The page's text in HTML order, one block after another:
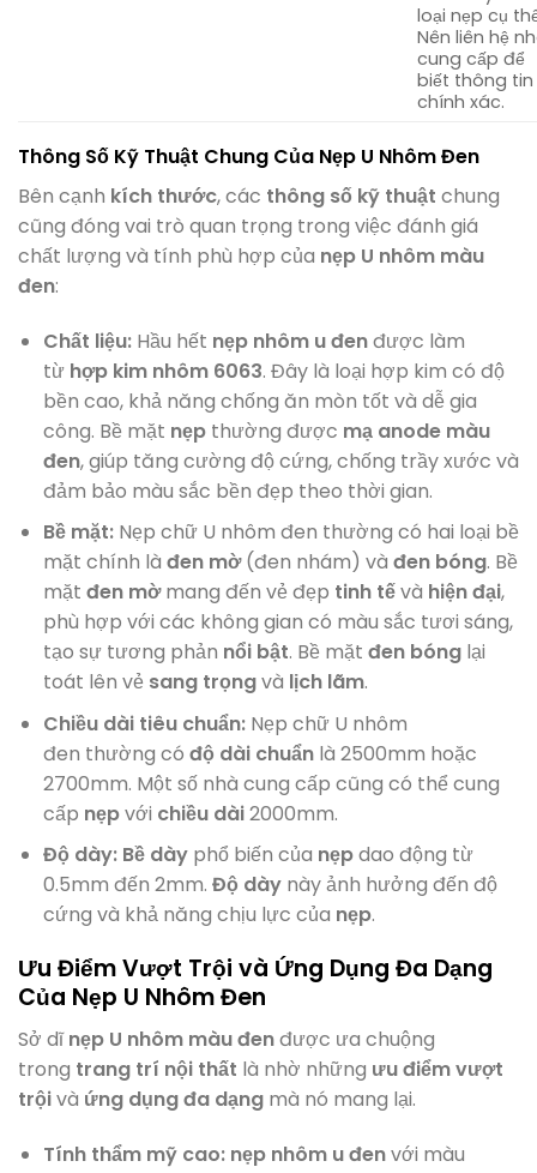
loại nẹp cụ
Nên liên hệ
cung cấp để
biết thông tin
chính xác.
Thông Số Kỹ Thuật Chung Của Nẹp U Nhôm Đen
Bên cạnh kích thước, các thông số kỹ thuật chung
cũng đóng vai trò quan trọng trong việc đánh giá
chất lượng và tính phù hợp của nẹp U nhôm màu
đen:
Chất liệu:Hầu hết nẹp nhôm u đenđược làm
từ hợp kim nhôm 6063. Đây là loại hợp kim có độ
bền cao, khả năng chống ăn mòn tốt và dễ gia
công. Bề mặt nẹpthường được mạ anode màu
đen, giúp tăng cường độ cứng, chống trầy xước và
đảm bảo màu sắc bền đẹp theo thời gian.
Bề mặt:Nẹp chữ U nhôm đen thường có hai loại bề
mặt chính là đen mờ(đen nhám) và đen bóng. Bề
mặt đen mờmang đến vẻ đẹp tinh tếvà hiện đại,
phù hợp với các không gian có màu sắc tươi sáng,
tạo sự tương phản nổi bật. Bề mặt đen bónglại
toát lên vẻ sang trọngvà lịch lãm.
Chiều dài tiêu chuẩn:Nẹp chữ U nhôm
đen thường có độ dài chuẩnlà 2500mm hoặc
2700mm. Một số nhà cung cấp cũng có thể cung
cấp nẹpvới chiều dài2000mm.
Độ dày: Bề dàyphổ biến của nẹpdao động từ
0.5mm đến 2mm. Độ dàynày ảnh hưởng đến độ
cứng và khả năng chịu lực của nẹp.
Ưu Điểm Vượt Trội và Ứng Dụng Đa Dạng
Của Nẹp U Nhôm Đen
Sở dĩnẹp U nhôm màu đenđược ưa chuộng
trong trang trí nội thất là nhờ những ưu điểmvượt
trộivà ứng dụngđa dạng mà nó mang lại.
Tính thẩm mỹ cao: nẹp nhôm u đenvới màu